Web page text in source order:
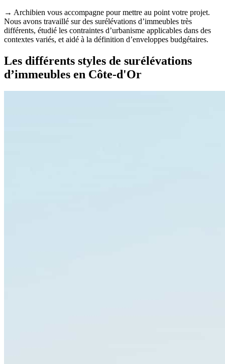
→ Archibien vous accompagne pour mettre au point votre projet.
Nous avons travaillé sur des surélévations d’immeubles très
différents, étudié les contraintes d’urbanisme applicables dans des
contextes variés, et aidé à la définition d’enveloppes budgétaires.
Les différents styles de surélévations
d’immeubles en Côte-d'Or